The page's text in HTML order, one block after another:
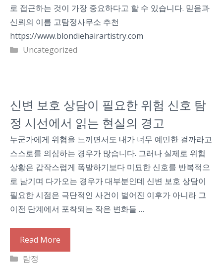
로 접근하는 것이 가장 중요하다고 할 수 있습니다. 믿음과
신뢰의 이름 고탐정사무소 추천
https://www.blondiehairartistry.com
Categories
Uncategorized
신변 보호 상담이 필요한 위험 신호 탐
정 시선에서 읽는 현실의 경고
누군가에게 위협을 느끼면서도 내가 너무 예민한 걸까라고
스스로를 의심하는 경우가 많습니다. 그러나 실제로 위험
상황은 갑작스럽게 폭발하기보다 미묘한 신호를 반복적으
로 남기며 다가오는 경우가 대부분인데 신변 보호 상담이
필요한 시점은 극단적인 사건이 벌어진 이후가 아니라 그
이전 단계에서 포착되는 작은 변화들 …
Read More
Categories
탐정